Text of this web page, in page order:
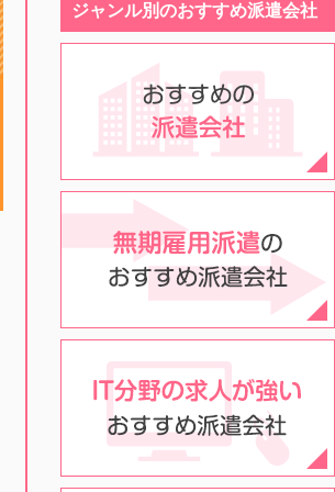
ジャンル別のおすすめ派遣会社